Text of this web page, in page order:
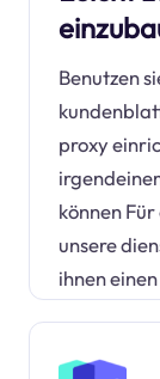
Benutzen
proxy
können
unsere
ihnen